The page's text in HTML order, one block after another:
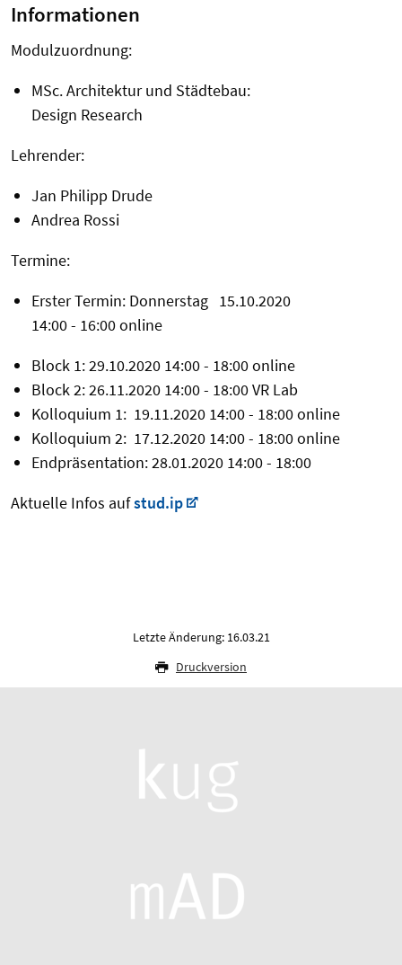
Informationen
Modulzuordnung:
MSc. Architektur und Städtebau:
Design Research
Lehrender:
Jan Philipp Drude
Andrea Rossi
Termine:
Erster Termin: Donnerstag 15.10.2020
14:00 - 16:00 online
Block 1: 29.10.2020 14:00 - 18:00 online
Block 2: 26.11.2020 14:00 - 18:00 VR Lab
Kolloquium 1: 19.11.2020 14:00 - 18:00 online
Kolloquium 2: 17.12.2020 14:00 - 18:00 online
Endpräsentation: 28.01.2020 14:00 - 18:00
Aktuelle Infos aufstud.ip
Letzte Änderung: 16.03.21
Druckversion